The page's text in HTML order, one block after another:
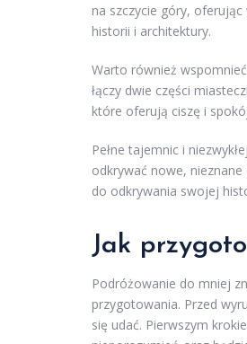
na szczycie góry,
historii i architektury.
Warto również
łączy dwie części
które oferują ciszę i
Pełne tajemnic i
odkrywać nowe,
do odkrywania swojej
Jak
Podróżowanie do mniej
przygotowania. Przed
się udać. Pierwszym